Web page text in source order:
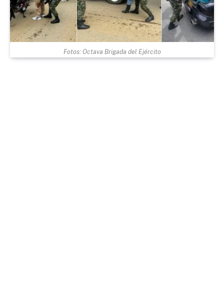
Fotos: Octava Brigada del Ejército